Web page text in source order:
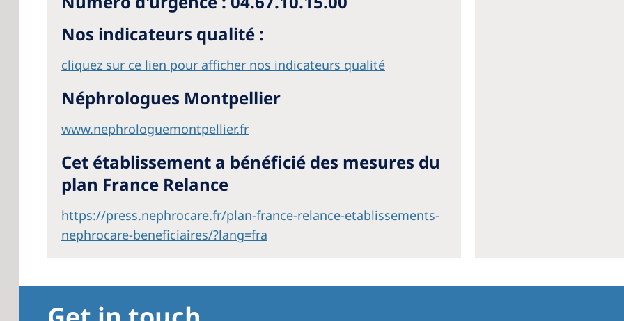
Nos indicateurs qualité :
cliquez sur ce lien pour afficher nos indicateurs qualité
Néphrologues Montpellier
www.nephrologuemontpellier.fr
Cet établissement a bénéficié des mesures du
plan France Relance
https://press.nephrocare.fr/plan-france-relance-etablissements-
nephrocare-beneficiaires/?lang=fra